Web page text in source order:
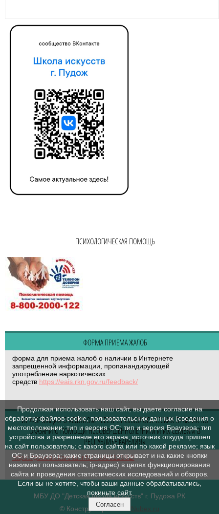
ПСИХОЛОГИЧЕСКАЯ ПОМОЩЬ
ФОРМА ПРИЕМА ЖАЛОБ
форма для приема жалоб о наличии в Интернете
запрещенной информации, пропанандирующей
употребление наркотических
средств https://eais.rkn.gov.ru/feedback/
ИНФОРМАЦИЯ О «ЕДИНОМ РЕЕСТРЕ ПСИХОЛОГИЧЕСКИХ ПРАКТИК ПО
ОКАЗАНИЮ ПОМОЩИ НЕСОВЕРШЕННОЛЕТНИМ И ИХ СЕМЬЯМ В
РЕСПУБЛИКЕ КАРЕЛИЯ»
https://goucdk.karelia.info/7638312592/
МБУ ДО "Детская школа искусств" г. Пудожа РК
© Конструктор сайтов
Nubex.ru
Продолжая использовать наш сайт, вы даете согласие на
обработку файлов cookie, пользовательских данных (сведения о
местоположении; тип и версия ОС; тип и версия Браузера; тип
устройства и разрешение его экрана; источник откуда пришел
на сайт пользователь; с какого сайта или по какой рекламе; язык
ОС и Браузера; какие страницы открывает и на какие кнопки
нажимает пользователь; ip-адрес) в целях функционирования
сайта и проведения статистических исследований и обзоров.
Если вы не хотите, чтобы ваши данные обрабатывались,
покиньте сайт.
Согласен